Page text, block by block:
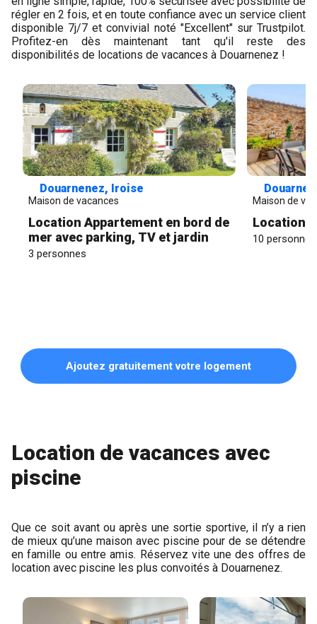
régler en 2 fois, et en toute confiance avec un service client
disponible 7j/7 et convivial noté "Excellent" sur Trustpilot.
Profitez-en dès maintenant tant qu'il reste des
disponibilités de locations de vacances à Douarnenez !
Douarnenez, Iroise
Maison de vacances
Location Appartement en bord de
mer avec parking, TV et jardin
3 personnes
Maison de
Location
10 personnes
Ajoutez gratuitement votre logement
Location de vacances avec
piscine
Que ce soit avant ou après une sortie sportive, il n’y a rien
de mieux qu’une maison avec piscine pour de se détendre
en famille ou entre amis. Réservez vite une des offres de
location avec piscine les plus convoités à Douarnenez.